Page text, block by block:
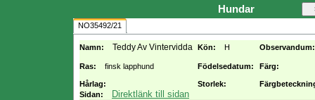
Hundar
NO35492/21
Namn: Teddy Av Vintervidda Kön: H Observandum:
Ras: finsk lapphund Födelsedatum: Färg:
Hårlag: Storlek:
Sidan:
Direktlänk till sidan